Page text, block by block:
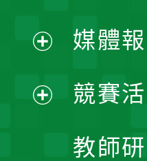
媒體
競賽
教師
開